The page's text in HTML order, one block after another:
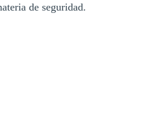
de seguridad.